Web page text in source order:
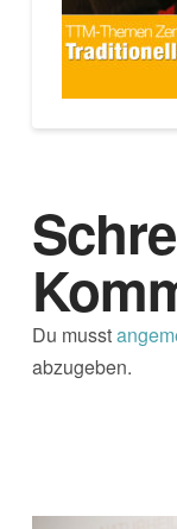
Du musst
abzugeben.